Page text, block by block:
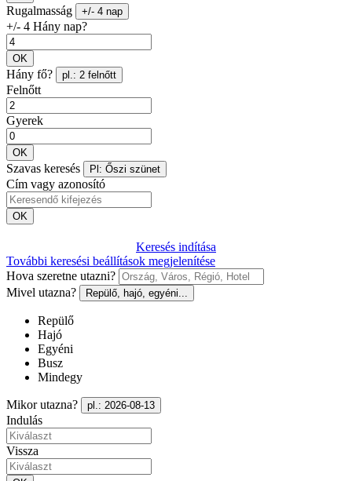
Rugalmasság +/- 4 nap
+/- 4 Hány nap?
OK
Hány fő? pl.: 2 felnőtt
Felnőtt
Gyerek
OK
Szavas keresés Pl: Őszi szünet
Cím vagy azonosító
OK
Keresés indítása
További keresési beállítások megjelenítése
Hova szeretne utazni?
Mivel utazna?
Repülő, hajó, egyéni...
Repülő
Hajó
Egyéni
Busz
Mindegy
Mikor utazna? pl.: 2026-08-13
Indulás
Vissza